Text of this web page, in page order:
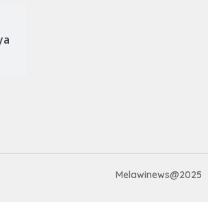
Melawinews@2025